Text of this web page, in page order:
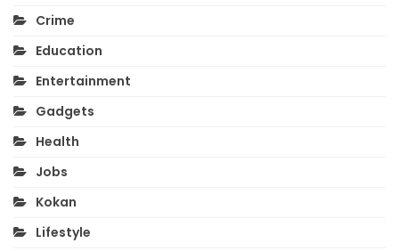
Crime
Education
Entertainment
Gadgets
Health
Jobs
Kokan
Lifestyle